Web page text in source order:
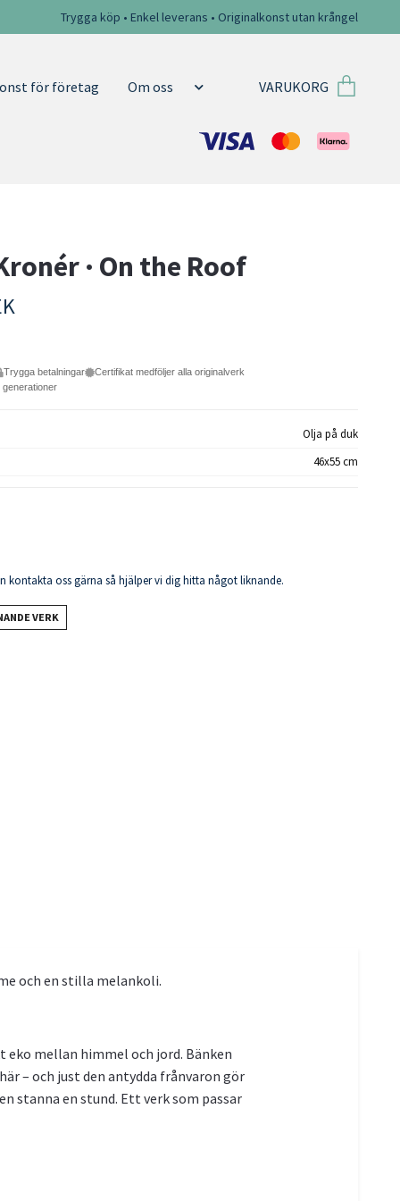
Trygga köp • Enkel leverans • Originalkonst utan krångel
för företag Om oss VARUKORG
· On the Roof
Trygga betalningar
Certifikat medföljer alla originalverk
generationer
Olja på duk
46x55 cm
kontakta oss gärna så hjälper vi dig hitta något liknande.
VERK
och en stilla melankoli.
mellan himmel och jord. Bänken
– och just den antydda frånvaron gör
stanna en stund. Ett verk som passar